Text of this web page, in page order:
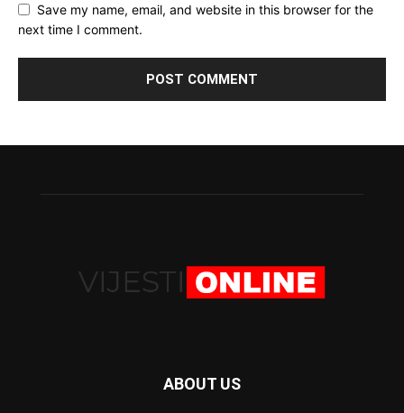
Save my name, email, and website in this browser for the
next time I comment.
ABOUT US